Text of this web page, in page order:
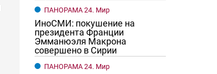
ПАНОРАМА 24. Мир
ИноСМИ: покушение на
президента Франции
Эмманюэля Макрона
совершено в Сирии
ПАНОРАМА 24. Мир